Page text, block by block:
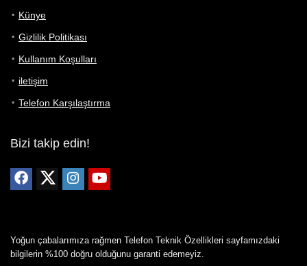
Künye
Gizlilik Politikası
Kullanım Koşulları
iletişim
Telefon Karşılaştırma
Bizi takip edin!
Yoğun çabalarımıza rağmen Telefon Teknik Özellikleri sayfamızdaki
bilgilerin %100 doğru olduğunu garanti edemeyiz.